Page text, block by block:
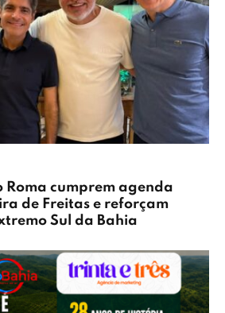
Roma cumprem agenda
de Freitas e reforçam
Sul da Bahia